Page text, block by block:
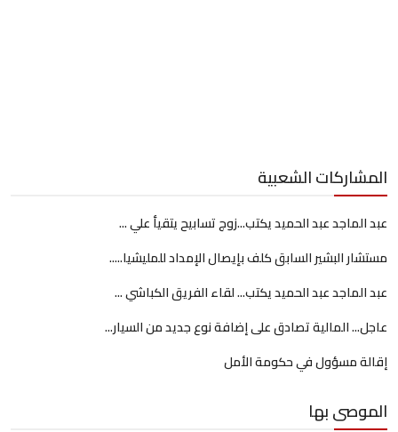
المشاركات الشعبية
عبد الماجد عبد الحميد يكتب...زوج تسابيح يتقيأ علي ...
مستشار البشير السابق كلف بإيصال الإمداد للمليشيا.....
عبد الماجد عبد الحميد يكتب... لقاء الفريق الكباشي ...
عاجل... المالية تصادق على إضافة نوع جديد من السيار...
إقالة مسؤول في حكومة الأمل
الموصى بها